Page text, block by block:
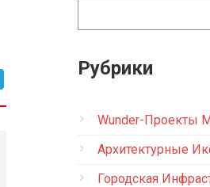
Рубрики
Wunder-Проекты
Архитектурные
Городская